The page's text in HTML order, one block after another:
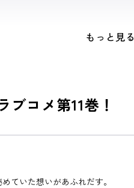
もっと見る
コメ第11巻！
ていた想いがあふれだす。